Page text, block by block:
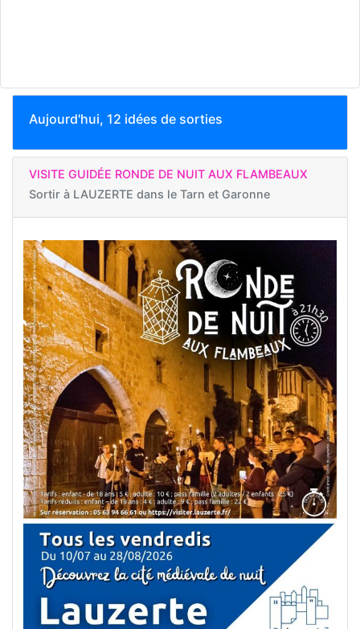
Aujourd'hui, 12 idées de sorties
VISITE GUIDÉE RONDE DE NUIT AUX FLAMBEAUX
Sortir à LAUZERTE dans le Tarn et Garonne